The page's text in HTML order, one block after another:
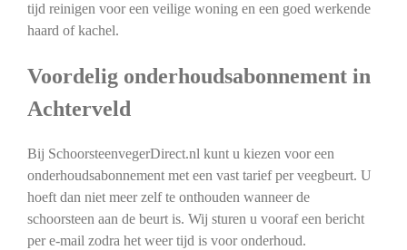
tijd reinigen voor een veilige woning en een goed werkende
haard of kachel.
Voordelig onderhoudsabonnement in
Achterveld
Bij SchoorsteenvegerDirect.nl kunt u kiezen voor een
onderhoudsabonnement met een vast tarief per veegbeurt. U
hoeft dan niet meer zelf te onthouden wanneer de
schoorsteen aan de beurt is. Wij sturen u vooraf een bericht
per e-mail zodra het weer tijd is voor onderhoud.